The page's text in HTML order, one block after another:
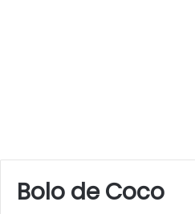
Bolo de Coco